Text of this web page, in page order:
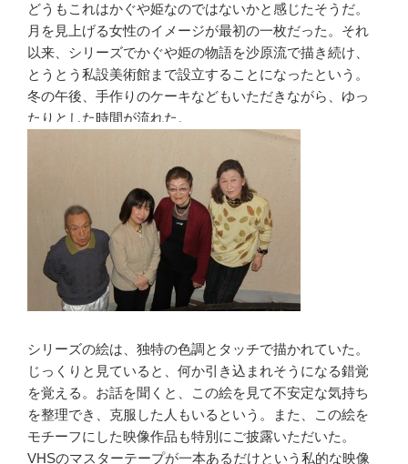
どうもこれはかぐや姫なのではないかと感じたそうだ。
月を見上げる女性のイメージが最初の一枚だった。それ
以来、シリーズでかぐや姫の物語を沙原流で描き続け、
とうとう私設美術館まで設立することになったという。
冬の午後、手作りのケーキなどもいただきながら、ゆっ
たりとした時間が流れた。
シリーズの絵は、独特の色調とタッチで描かれていた。
じっくりと見ていると、何か引き込まれそうになる錯覚
を覚える。お話を聞くと、この絵を見て不安定な気持ち
を整理でき、克服した人もいるという。また、この絵を
モチーフにした映像作品も特別にご披露いただいた。
VHSのマスターテープが一本あるだけという私的な映像